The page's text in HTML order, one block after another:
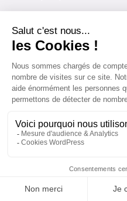
L’accès aux
est strictement
et préposés de
à les traiter en
fonctions. Les
pourront
l’entreprise par
l’exécution de
autorisation du